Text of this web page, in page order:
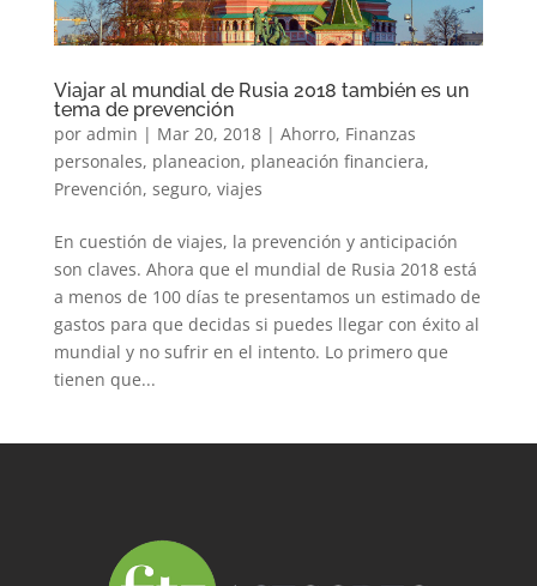
Viajar al mundial de Rusia 2018 también es un
tema de prevención
por admin | Mar 20, 2018| Ahorro, Finanzas
personales, planeacion, planeación financiera,
Prevención, seguro, viajes
En cuestión de viajes, la prevención y anticipación
son claves. Ahora que el mundial de Rusia 2018 está
a menos de 100 días te presentamos un estimado de
gastos para que decidas si puedes llegar con éxito al
mundial y no sufrir en el intento. Lo primero que
tienen que...